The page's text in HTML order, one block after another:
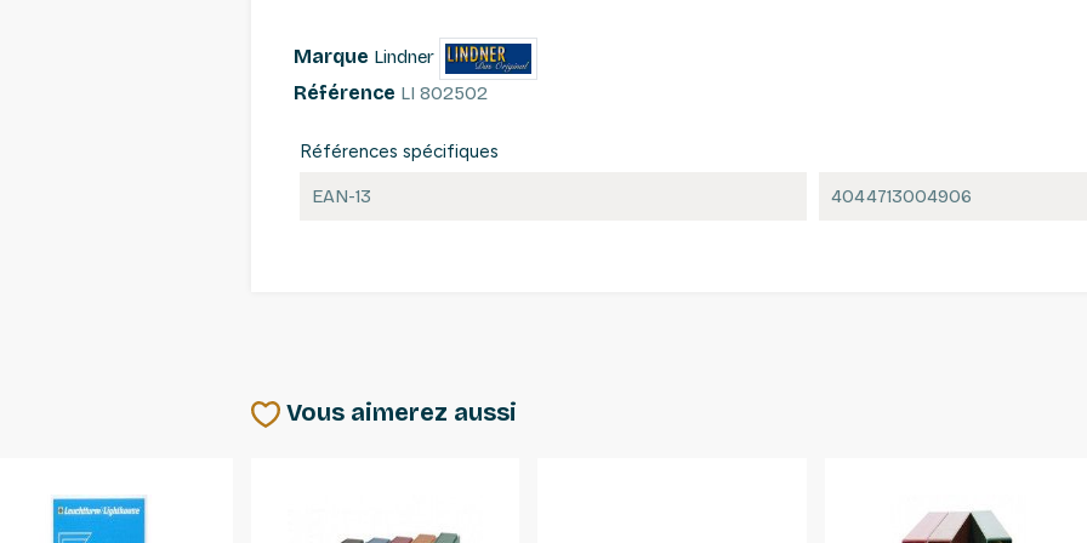
Marque Lindner
Référence LI 802502
Références spécifiques
EAN-13 4044713004906
Vous aimerez aussi